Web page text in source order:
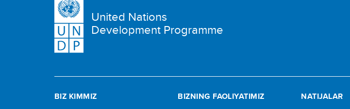
United Nations
Development Programme
BIZ KIMMIZ
BIZNING FAOLIYATIMIZ
NATIJALAR